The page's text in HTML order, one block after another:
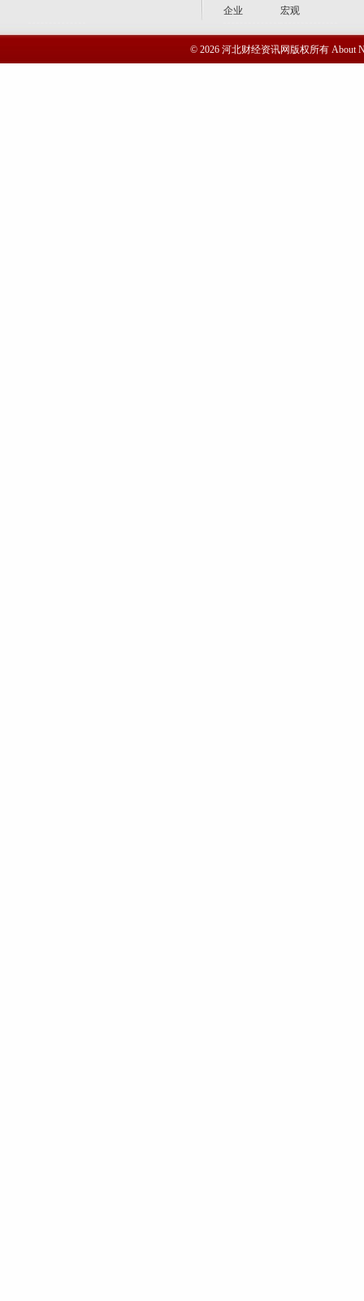
企业 宏观
© 2026 河北财经资讯网版权所有 About